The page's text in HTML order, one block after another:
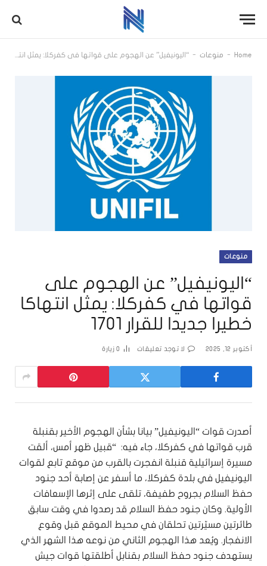
Home
- منوعات - “اليونيفيل” عن الهجوم على قواتها في كفركلا: يمثل انتهاكا خطيرا جديدا للقرار 1701
منوعات
“اليونيفيل” عن الهجوم على
قواتها في كفركلا: يمثل انتهاكا
خطيرا جديدا للقرار 1701
أكتوبر 12, 2025 لا توجد تعليقات 0 زيارة
أصدرت قوات “اليونيفيل” بيانا بشأن الهجوم الأخير بقنبلة
قرب قواتها في كفركلا، جاء فيه: “قبيل ظهر أمس، ألقت
مسيرة إسرائيلية قنبلة انفجرت بالقرب من موقع تابع لقوات
اليونيفيل في بلدة كفركلا، ما أسفر عن إصابة أحد جنود
حفظ السلام بجروح طفيفة، تلقى على إثرها الإسعافات
الأولية. وكان جنود حفظ السلام قد رصدوا في وقت سابق
طائرتين مسيّرتين تحلقان في محيط الموقع قبل وقوع
الانفجار. ويُعد هذا الهجوم الثاني من نوعه هذا الشهر الذي
يستهدف جنود حفظ السلام بقنابل أطلقتها قوات جيش